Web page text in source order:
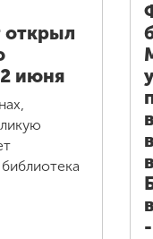
открыл
июня